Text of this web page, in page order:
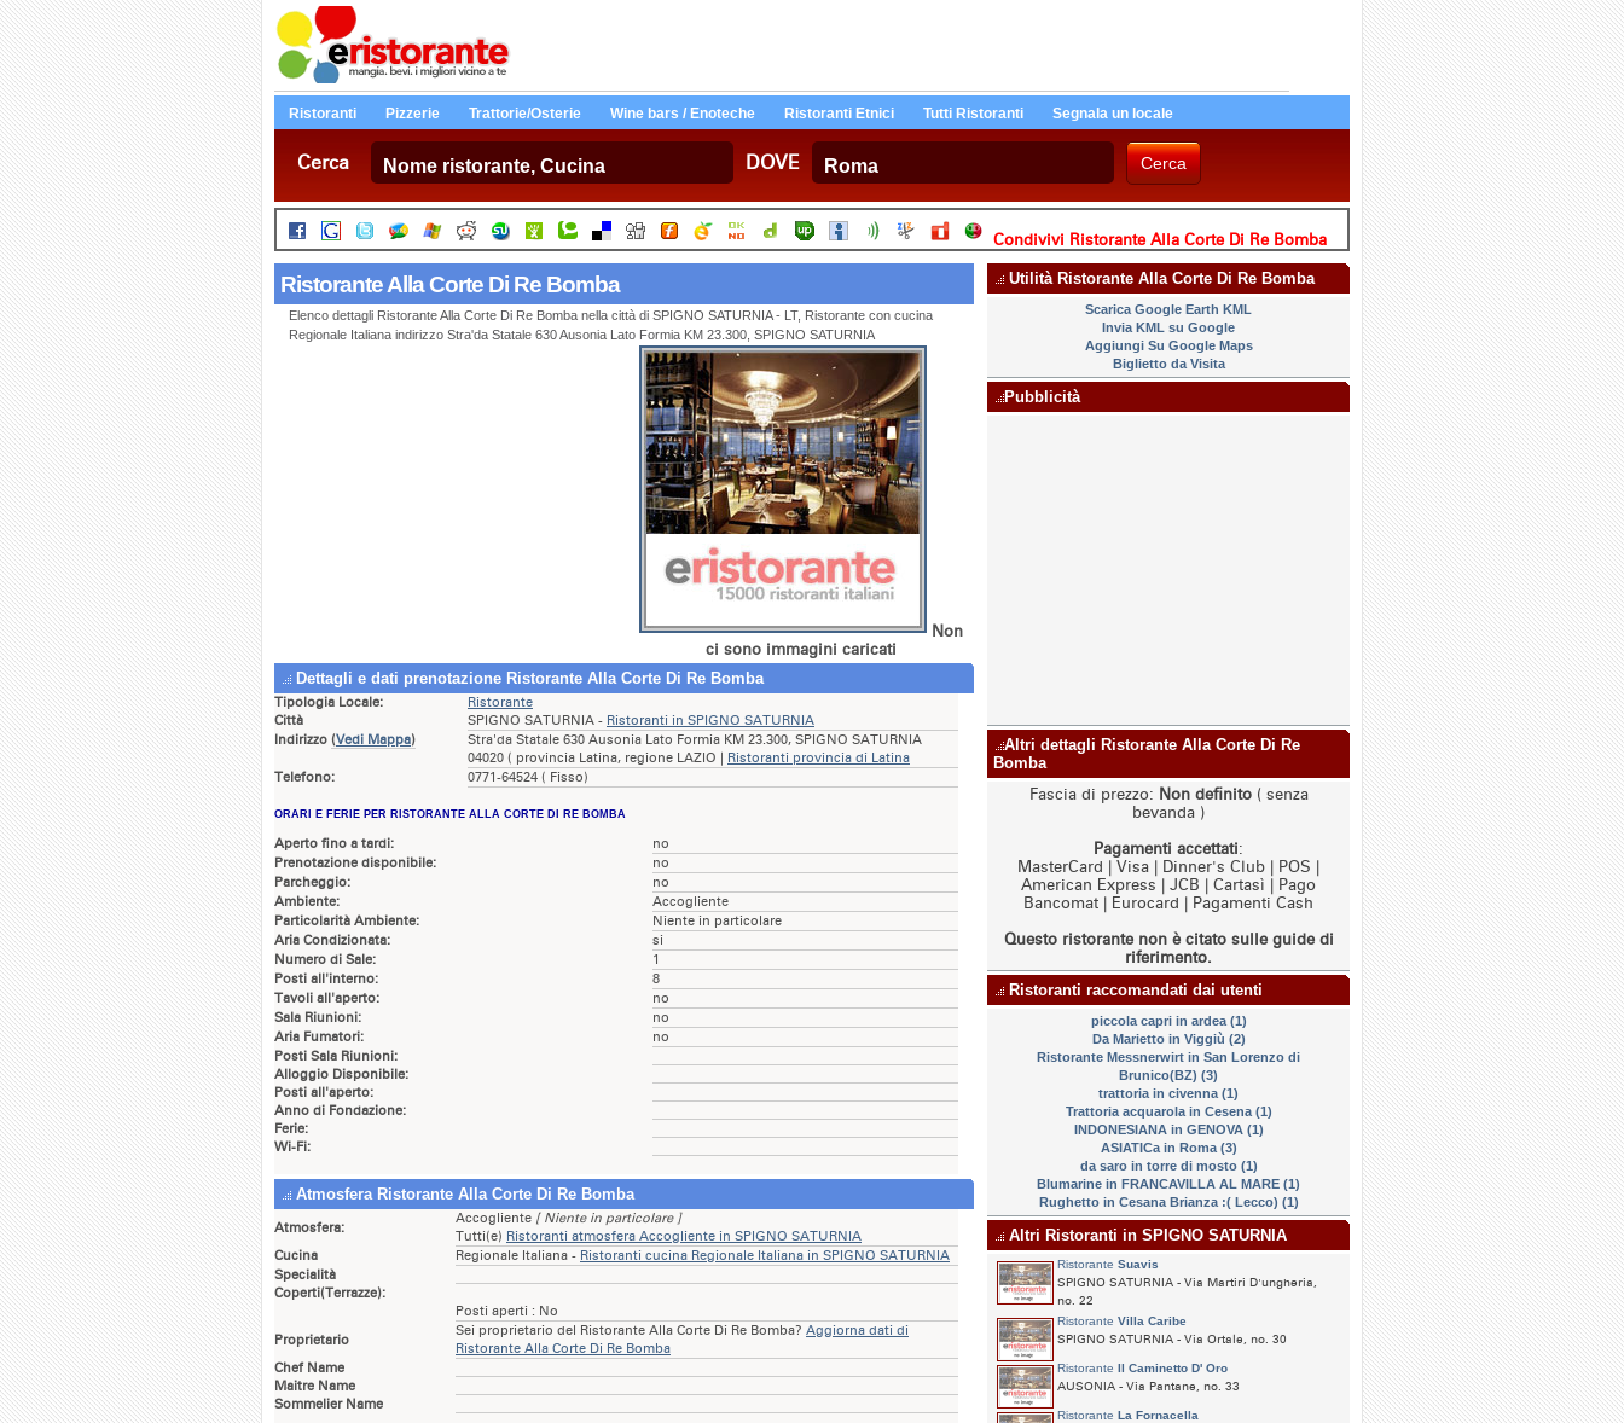
Ristoranti Pizzerie Trattorie/Osterie Wine bars / Enoteche Ristoranti Etnici Tutti Ristoranti Segnala un locale
Cerca DOVE
Condivivi Ristorante Alla Corte Di Re Bomba
Ristorante Alla Corte Di Re Bomba
Elenco dettagli Ristorante Alla Corte Di Re Bomba nella città di SPIGNO SATURNIA - LT, Ristorante con cucina
Regionale Italiana indirizzo Stra'da Statale 630 Ausonia Lato Formia KM 23.300, SPIGNO SATURNIA
Non
ci sono immagini caricati
Dettagli e dati prenotazione Ristorante Alla Corte Di Re Bomba
Tipologia Locale:
Ristorante
Città
SPIGNO SATURNIA - Ristoranti in SPIGNO SATURNIA
Indirizzo (Vedi Mappa)
Stra'da Statale 630 Ausonia Lato Formia KM 23.300, SPIGNO SATURNIA
04020 ( provincia Latina, regione LAZIO | Ristoranti provincia di Latina
Telefono:
0771-64524 ( Fisso)
ORARI E FERIE PER RISTORANTE ALLA CORTE DI RE BOMBA
Aperto fino a tardi:
no
Prenotazione disponibile:
no
Parcheggio:
no
Ambiente:
Accogliente
Particolarità Ambiente:
Niente in particolare
Aria Condizionata:
si
Numero di Sale:
1
Posti all'interno:
8
Tavoli all'aperto:
no
Sala Riunioni:
no
Aria Fumatori:
no
Posti Sala Riunioni:
Alloggio Disponibile:
Posti all'aperto:
Anno di Fondazione:
Ferie:
Wi-Fi:
Atmosfera Ristorante Alla Corte Di Re Bomba
Atmosfera:
Accogliente [ Niente in particolare ]
Tutti(e) Ristoranti atmosfera Accogliente in SPIGNO SATURNIA
Cucina
Regionale Italiana - Ristoranti cucina Regionale Italiana in SPIGNO SATURNIA
Specialità
Coperti(Terrazze):
Posti aperti : No
Proprietario
Sei proprietario del Ristorante Alla Corte Di Re Bomba? Aggiorna dati di
Ristorante Alla Corte Di Re Bomba
Chef Name
Maitre Name
Sommelier Name
Utilità Ristorante Alla Corte Di Re Bomba
Scarica Google Earth KML
Invia KML su Google
Aggiungi Su Google Maps
Biglietto da Visita
Pubblicità
Altri dettagli Ristorante Alla Corte Di Re
Bomba
Fascia di prezzo: Non definito( senza
bevanda )
Pagamenti accettati:
MasterCard | Visa | Dinner's Club | POS |
American Express | JCB | Cartasì | Pago
Bancomat | Eurocard | Pagamenti Cash
Questo ristorante non è citato sulle guide di
riferimento.
Ristoranti raccomandati dai utenti
piccola capri in ardea (1)
Da Marietto in Viggiù (2)
Ristorante Messnerwirt in San Lorenzo di
Brunico(BZ) (3)
trattoria in civenna (1)
Trattoria acquarola in Cesena (1)
INDONESIANA in GENOVA (1)
ASIATICa in Roma (3)
da saro in torre di mosto (1)
Blumarine in FRANCAVILLA AL MARE (1)
Rughetto in Cesana Brianza :( Lecco) (1)
Altri Ristoranti in SPIGNO SATURNIA
Ristorante Suavis
SPIGNO SATURNIA - Via Martiri D'ungheria,
no. 22
Ristorante Villa Caribe
SPIGNO SATURNIA - Via Ortale, no. 30
Ristorante Il Caminetto D' Oro
AUSONIA - Via Pantane, no. 33
Ristorante La Fornacella